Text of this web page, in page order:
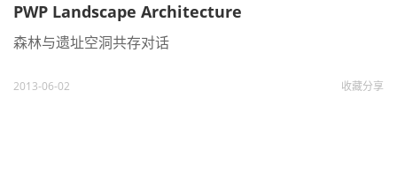
PWP Landscape Architecture
森林与遗址空洞共存对话
2013-06-02 收藏分享